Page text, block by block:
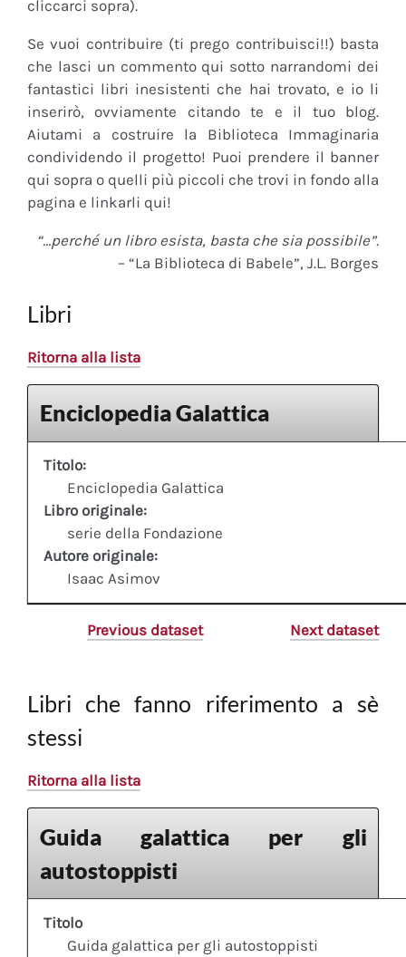
cliccarci sopra).
Se vuoi contribuire (ti prego contribuisci!!) basta
che lasci un commento qui sotto narrandomi dei
fantastici libri inesistenti che hai trovato, e io li
inserirò, ovviamente citando te e il tuo blog.
Aiutami a costruire la Biblioteca Immaginaria
condividendo il progetto! Puoi prendere il banner
qui sopra o quelli più piccoli che trovi in fondo alla
pagina e linkarli qui!
“…perché un libro esista, basta che sia possibile”.
– “La Biblioteca di Babele”, J.L. Borges
Libri
Ritorna alla lista
Enciclopedia Galattica
Titolo:
Enciclopedia Galattica
Libro originale:
serie della Fondazione
Autore originale:
Isaac Asimov
Previous dataset Next dataset
Libri che fanno riferimento a sè
stessi
Ritorna alla lista
Guida galattica per gli
autostoppisti
Titolo
Guida galattica per gli autostoppisti